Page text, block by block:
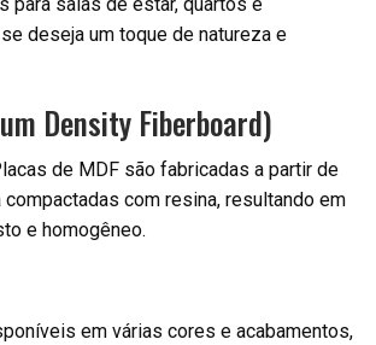
deseja um toque de natureza e
Density Fiberboard)
de MDF são fabricadas a partir de
com resina, resultando em
e homogêneo.
em várias cores e acabamentos,